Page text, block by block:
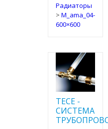
Радиаторы
> M_ama_04-
600×600
TECE -
CИСТЕМА